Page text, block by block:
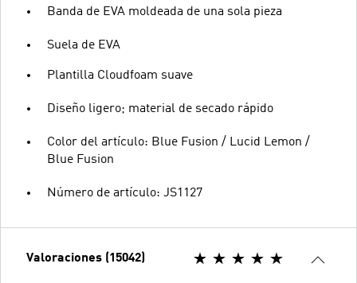
Banda de EVA moldeada de una sola pieza
Suela de EVA
Plantilla Cloudfoam suave
Diseño ligero; material de secado rápido
Color del artículo: Blue Fusion / Lucid Lemon /
Blue Fusion
Número de artículo: JS1127
Valoraciones (15042)